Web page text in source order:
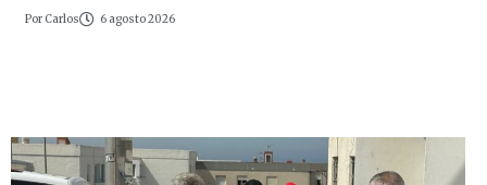
Por Carlos 6 agosto 2026